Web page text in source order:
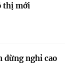
thị mới
dừng nghỉ cao